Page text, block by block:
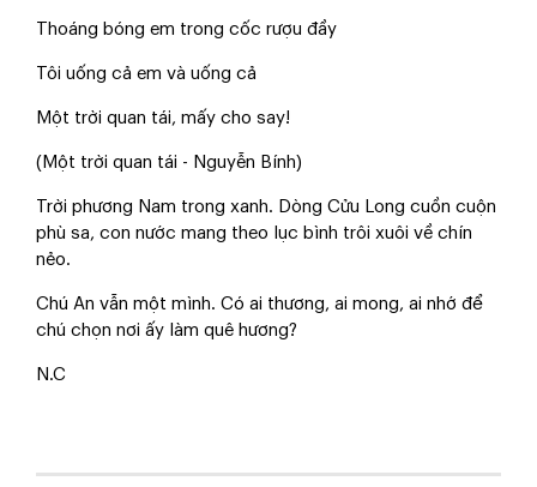
Thoáng bóng em trong cốc rượu đầy
Tôi uống cả em và uống cả
Một trời quan tái, mấy cho say!
(Một trời quan tái - Nguyễn Bính)
Trời phương Nam trong xanh. Dòng Cửu Long cuồn cuộn
phù sa, con nước mang theo lục bình trôi xuôi về chín
nẻo.
Chú An vẫn một mình. Có ai thương, ai mong, ai nhớ để
chú chọn nơi ấy làm quê hương?
N.C